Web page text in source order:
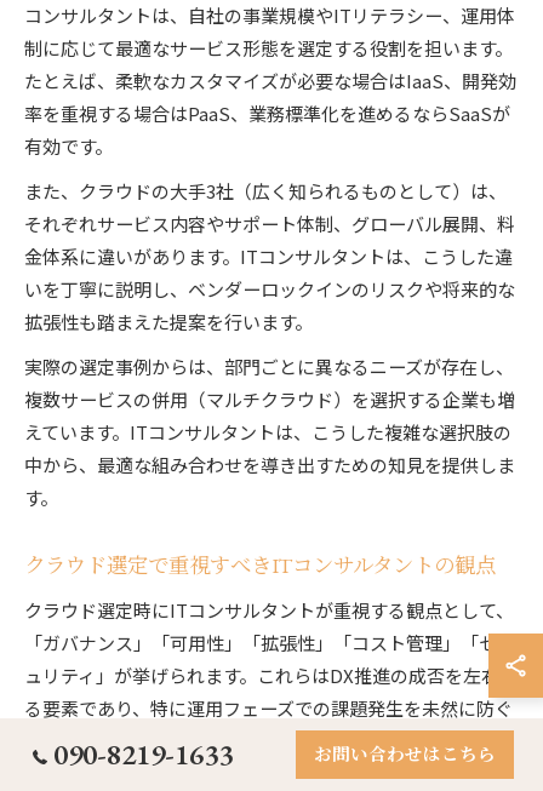
コンサルタントは、自社の事業規模やITリテラシー、運用体
制に応じて最適なサービス形態を選定する役割を担います。
たとえば、柔軟なカスタマイズが必要な場合はIaaS、開発効
率を重視する場合はPaaS、業務標準化を進めるならSaaSが
有効です。
また、クラウドの大手3社（広く知られるものとして）は、
それぞれサービス内容やサポート体制、グローバル展開、料
金体系に違いがあります。ITコンサルタントは、こうした違
いを丁寧に説明し、ベンダーロックインのリスクや将来的な
拡張性も踏まえた提案を行います。
実際の選定事例からは、部門ごとに異なるニーズが存在し、
複数サービスの併用（マルチクラウド）を選択する企業も増
えています。ITコンサルタントは、こうした複雑な選択肢の
中から、最適な組み合わせを導き出すための知見を提供しま
す。
クラウド選定で重視すべきITコンサルタントの観点
クラウド選定時にITコンサルタントが重視する観点として、
「ガバナンス」「可用性」「拡張性」「コスト管理」「セキ
ュリティ」が挙げられます。これらはDX推進の成否を左右す
る要素であり、特に運用フェーズでの課題発生を未然に防ぐ
ために欠かせません。
たとえば、ガバナンスではアクセス権限の管理や情報漏洩リ
090-8219-1633 お問い合わせはこちら